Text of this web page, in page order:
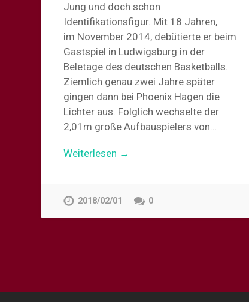
Jung und doch schon
Identifikationsfigur. Mit 18 Jahren,
im November 2014, debütierte er beim
Gastspiel in Ludwigsburg in der
Beletage des deutschen Basketballs.
Ziemlich genau zwei Jahre später
gingen dann bei Phoenix Hagen die
Lichter aus. Folglich wechselte der
2,01m große Aufbauspielers von…
Weiterlesen →
2018/02/01 0